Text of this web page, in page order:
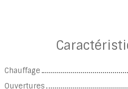
Chauffage
Ouvertures